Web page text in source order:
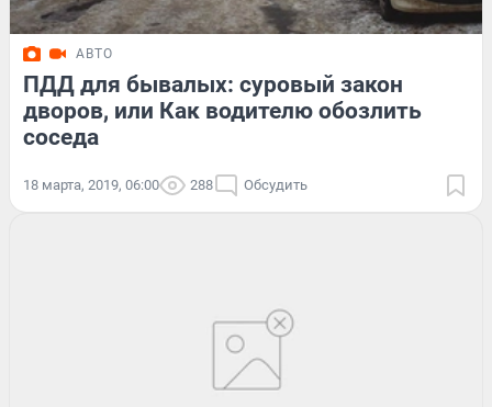
АВТО
ПДД для бывалых: суровый закон
дворов, или Как водителю обозлить
соседа
18 марта, 2019, 06:00 288 Обсудить